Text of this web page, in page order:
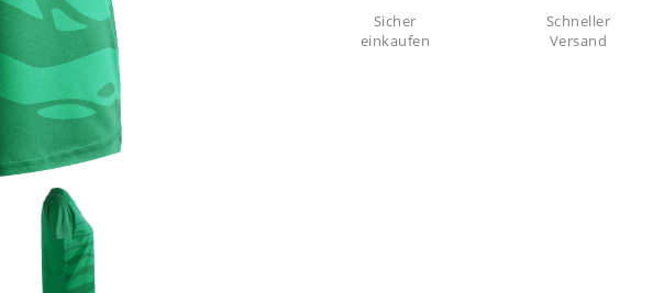
Sicher
einkaufen
Schneller
Versand